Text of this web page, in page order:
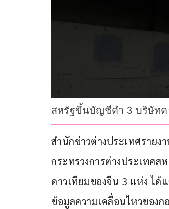
สหรัฐขึ้นบัญชีดำ 3 บริษัทด
สำนักข่าวต่างประเทศรายง
กระทรวงการต่างประเทศ
ดาวเทียมของจีน 3 แห่ง ได้
ข้อมูลความเคลื่อนไหวของ